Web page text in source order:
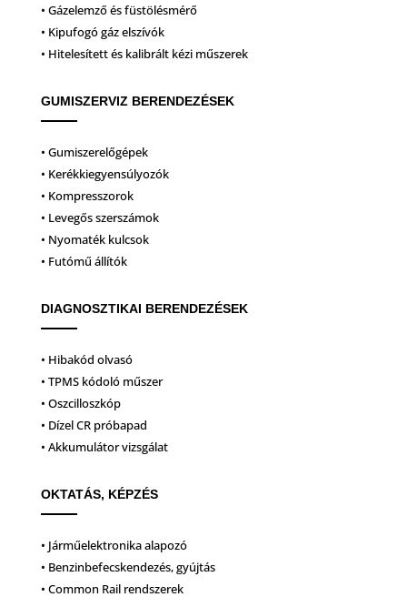
• Gázelemző és füstölésmérő
• Kipufogó gáz elszívók
• Hitelesített és kalibrált kézi műszerek
GUMISZERVIZ BERENDEZÉSEK
• Gumiszerelőgépek
• Kerékkiegyensúlyozók
• Kompresszorok
• Levegős szerszámok
• Nyomaték kulcsok
• Futómű állítók
DIAGNOSZTIKAI BERENDEZÉSEK
• Hibakód olvasó
• TPMS kódoló műszer
• Oszcilloszkóp
• Dízel CR próbapad
• Akkumulátor vizsgálat
OKTATÁS, KÉPZÉS
• Járműelektronika alapozó
• Benzinbefecskendezés, gyújtás
• Common Rail rendszerek